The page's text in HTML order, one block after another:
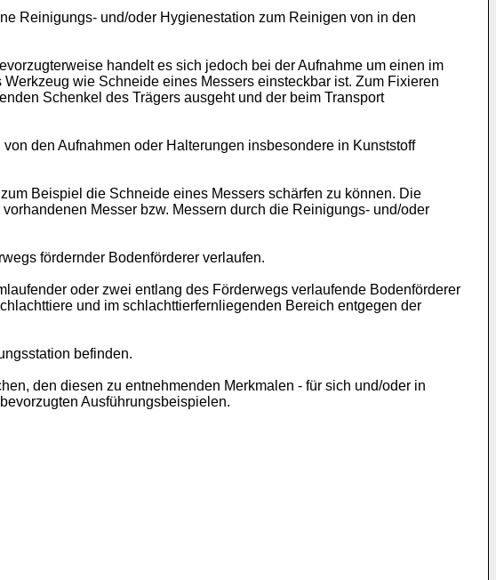
Reinigungs- und/oder Hygienestation zum Reinigen von in den
handelt es sich jedoch bei der Aufnahme um einen im
wie Schneide eines Messers einsteckbar ist. Zum Fixieren
Schenkel des Trägers ausgeht und der beim Transport
den Aufnahmen oder Halterungen insbesondere in Kunststoff
Beispiel die Schneide eines Messers schärfen zu können. Die
Messer bzw. Messern durch die Reinigungs- und/oder
fördernder Bodenförderer verlaufen.
oder zwei entlang des Förderwegs verlaufende Bodenförderer
und im schlachttierfernliegenden Bereich entgegen der
befinden.
den diesen zu entnehmenden Merkmalen - für sich und/oder in
Ausführungsbeispielen.